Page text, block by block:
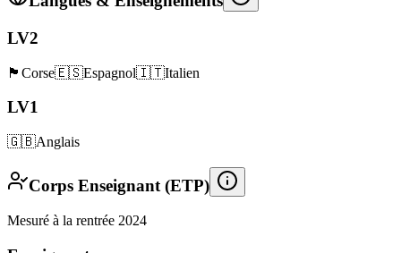
LV2
🏴 Corse🇪🇸Espagnol🇮🇹Italien
LV1
🇬🇧Anglais
Corps Enseignant (ETP)
Mesuré à la rentrée 2024